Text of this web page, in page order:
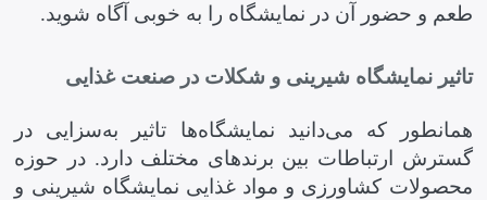
طعم و حضور آن در نمایشگاه را به خوبی آگاه شوید.
تاثیر نمایشگاه شیرینی و شکلات در صنعت غذایی
همانطور که می‌دانید نمایشگاه‌ها تاثیر به‌سزایی در
گسترش ارتباطات بین برندهای مختلف دارد. در حوزه
محصولات کشاورزی و مواد غذایی نمایشگاه شیرینی و